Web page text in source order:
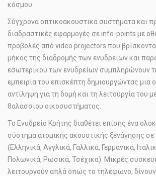
κόσμου.
Σύγχρονα οπτικοακουστικά συστήματα και
διαδραστικές εφαρμογές σε info-points με
προβολές από video projectors που
μήκος της διαδρομής των ενυδρείων και
εσωτερικού των ενυδρείων συμπληρώνουν
εμπειρία του επισκέπτη δημιουργώντας μια
αντίληψη για τη δομή και τη λειτουργία του
θαλάσσιου οικοσυστήματος.
Το Ενυδρείο Κρήτης διαθέτει επίσης ένα
σύστημα ατομικής ακουστικής ξενάγησης
(Ελληνικά, Αγγλικά, Γαλλικά, Γερμανικά,
Πολωνικά, Ρωσικά, Τσέχικα). Μικρές
λειτουργούν απλά όπως το τηλέφωνο,